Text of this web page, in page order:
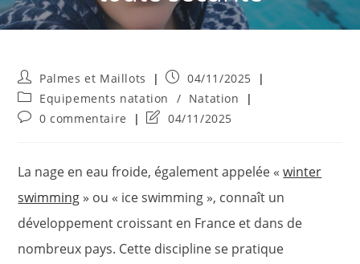
Auteur/autrice
de
la
publication :
Palmes et Maillots
Publication
publiée :
04/11/2025
Post
category:
Equipements natation / Natation
Commentaires
0 commentaire
Dernière
publication :
04/11/2025
La nage en eau froide, également appelée «winter
swimming » ou « ice swimming », connaît un
développement croissant en France et dans de
nombreux pays. Cette discipline se pratique